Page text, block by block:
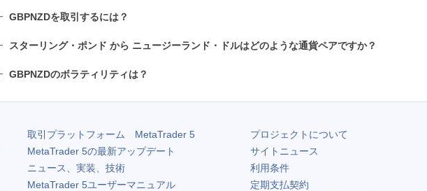
GBPNZDを取引するには？
スターリング・ポンド から ニュージーランド・ドルはどのような通貨ペアですか？
GBPNZDのボラティリティは？
取引プラットフォーム MetaTrader 5
MetaTrader 5の最新アップデート
ニュース、実装、技術
MetaTrader 5ユーザーマニュアル
プロジェクトについて
サイトニュース
利用条件
定期支払契約